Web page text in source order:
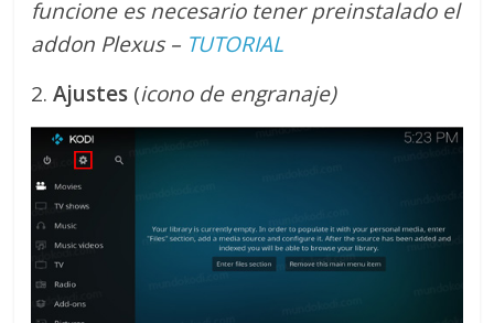
funcione es necesario tener preinstalado el
addon Plexus – TUTORIAL
2.Ajustes (icono de engranaje)